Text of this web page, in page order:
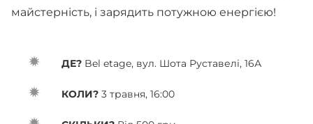
майстерність, і зарядить потужною енергією!
ДЕ? Bel etage, вул. Шота Руставелі, 16А
КОЛИ? 3 травня, 16:00